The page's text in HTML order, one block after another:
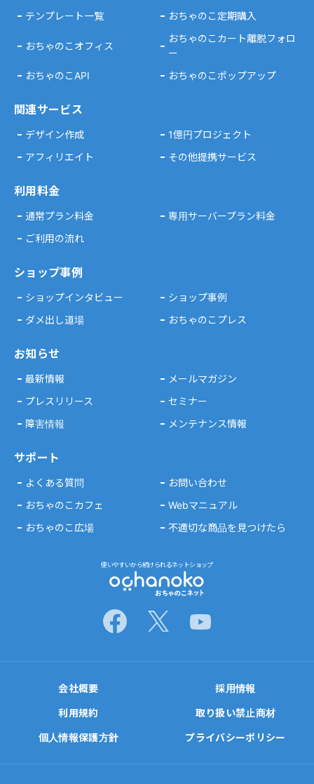
使いやすいから続けられるネットショップ
テンプレート一覧
おちゃのこ定期購入
おちゃのこオフィス
おちゃのこカート離脱フォロ
ー
おちゃのこAPI
おちゃのこポップアップ
関連サービス
デザイン作成
1億円プロジェクト
アフィリエイト
その他提携サービス
利用料金
通常プラン料金
専用サーバープラン料金
ご利用の流れ
ショップ事例
ショップインタビュー
ショップ事例
ダメ出し道場
おちゃのこプレス
お知らせ
最新情報
メールマガジン
プレスリリース
セミナー
障害情報
メンテナンス情報
サポート
よくある質問
お問い合わせ
おちゃのこカフェ
Webマニュアル
おちゃのこ広場
不適切な商品を見つけたら
会社概要 採用情報
利用規約 取り扱い禁止商材
個人情報保護方針 プライバシーポリシー